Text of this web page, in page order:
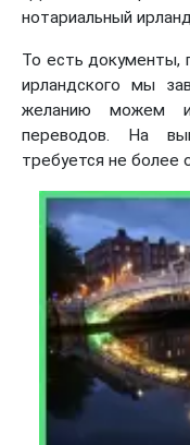
нотариальный
То есть документы,
ирландского мы
желанию можем
переводов. На
требуется не более